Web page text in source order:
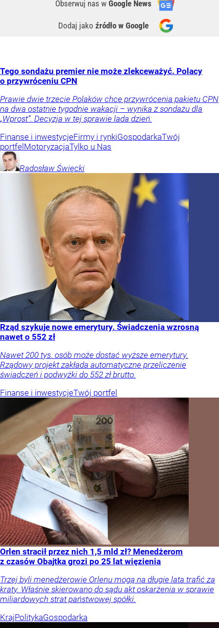
Obserwuj nas w Google News
Dodaj jako źródło w Google
Tego sondażu premier nie może zlekceważyć. Polacy
o przywróceniu CPN
Prawie dwie trzecie Polaków chce przywrócenia pakietu CPN
na dwa ostatnie tygodnie wakacji – wynika z sondażu dla
„Wprost”. Decyzja w tej sprawie lada dzień.
Finanse i inwestycjeFirmy i rynkiGospodarkaTwój
portfel MotoryzacjaTylko u Nas
Radosław Święcki
Rząd szykuje nowe emerytury. Świadczenia wzrosną
nawet o 552 zł
Nawet 200 tys. osób może dostać wyższe emerytury.
Rządowy projekt zakłada automatyczne przeliczenie
świadczeń i podwyżki do 552 zł brutto.
Finanse i inwestycjeTwój portfel
Orlen stracił przez nich 1,5 mld zł? Menedżerom
z czasów Obajtka grozi po 25 lat więzienia
Trzej byli menedżerowie Orlenu mogą na długie lata trafić za
kraty. Właśnie skierowano do sądu akt oskarżenia w sprawie
miliardowych strat państwowej spółki.
KrajPolitykaGospodarka